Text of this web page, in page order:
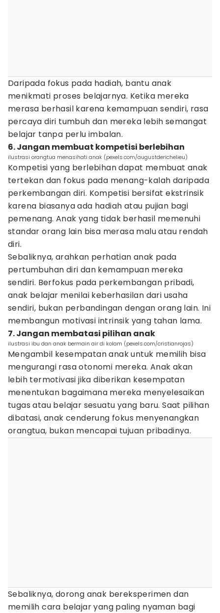
Daripada fokus pada hadiah, bantu anak
menikmati proses belajarnya. Ketika mereka
merasa berhasil karena kemampuan sendiri, rasa
percaya diri tumbuh dan mereka lebih semangat
belajar tanpa perlu imbalan.
6. Jangan membuat kompetisi berlebihan
ilustrasi orangtua menasihati anak (pexels.com/augustderichelieu)
Kompetisi yang berlebihan dapat membuat anak
tertekan dan fokus pada menang-kalah daripada
perkembangan diri. Kompetisi bersifat ekstrinsik
karena biasanya ada hadiah atau pujian bagi
pemenang. Anak yang tidak berhasil memenuhi
standar orang lain bisa merasa malu atau rendah
diri.
Sebaliknya, arahkan perhatian anak pada
pertumbuhan diri dan kemampuan mereka
sendiri. Berfokus pada perkembangan pribadi,
anak belajar menilai keberhasilan dari usaha
sendiri, bukan perbandingan dengan orang lain. Ini
membangun motivasi intrinsik yang tahan lama.
7. Jangan membatasi pilihan anak
ilustrasi ibu dan anak bermain air di kolam (pexels.com/cristianrojas)
Mengambil kesempatan anak untuk memilih bisa
mengurangi rasa otonomi mereka. Anak akan
lebih termotivasi jika diberikan kesempatan
menentukan bagaimana mereka menyelesaikan
tugas atau belajar sesuatu yang baru. Saat pilihan
dibatasi, anak cenderung fokus menyenangkan
orangtua, bukan mencapai tujuan pribadinya.
Sebaliknya, dorong anak bereksperimen dan
memilih cara belajar yang paling nyaman bagi